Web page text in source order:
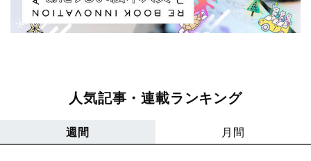
人気記事・連載ランキング
週間 月間